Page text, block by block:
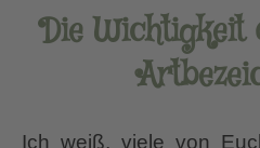
Die
Ich weiß, viele von